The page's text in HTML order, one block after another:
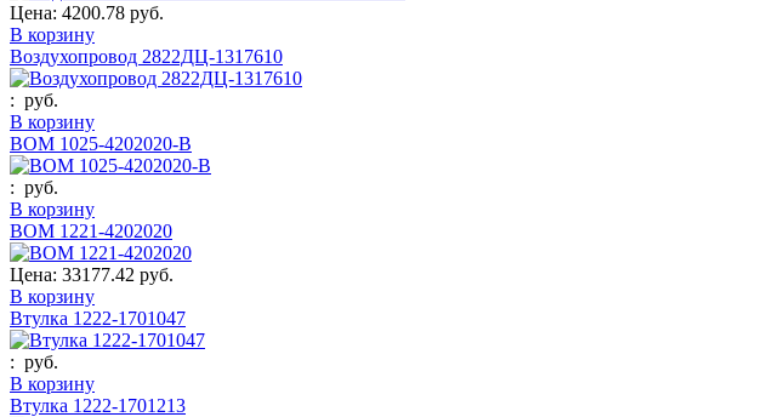
Цена: 4200.78 руб.
В корзину
Воздухопровод 2822ДЦ-1317610
: руб.
В корзину
ВОМ 1025-4202020-В
: руб.
В корзину
ВОМ 1221-4202020
Цена: 33177.42 руб.
В корзину
Втулка 1222-1701047
: руб.
В корзину
Втулка 1222-1701213